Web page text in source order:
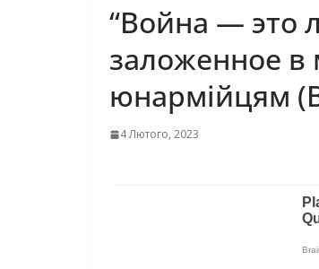
“Война — это
заложенное в
юнармійцям
4 Лютого, 2023